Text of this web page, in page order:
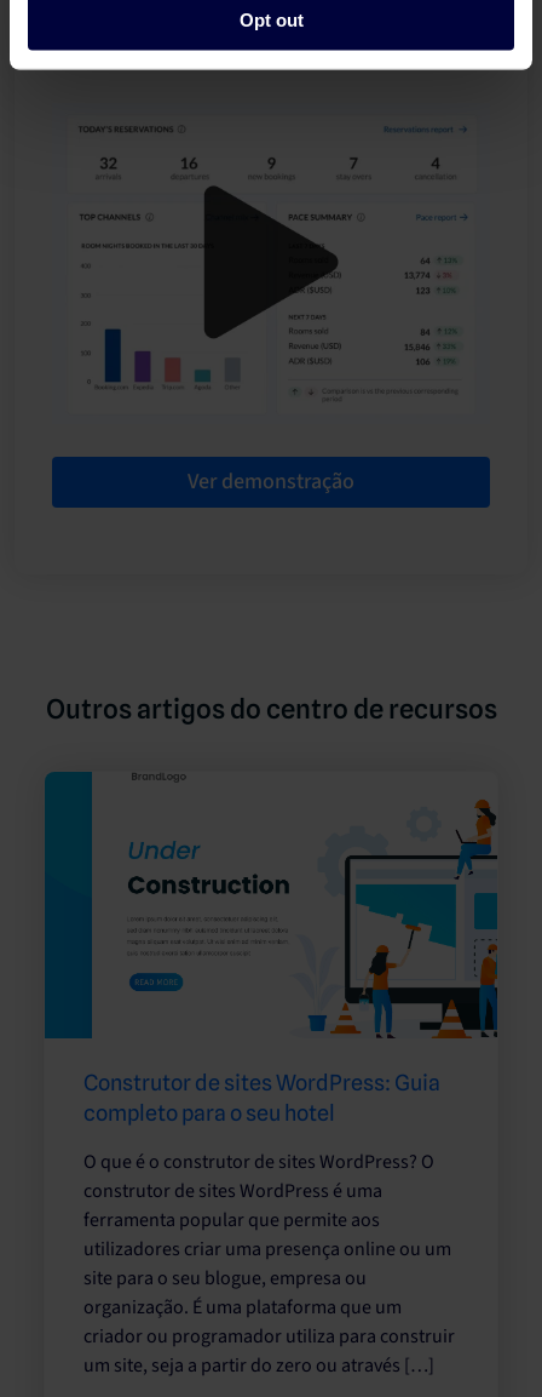
Opt out
Veja como a SiteMinder proporciona aos hotéis
resultados de receitas
Ver demonstração
Outros artigos do centro de recursos
Construtor de sites WordPress: Guia
completo para o seu hotel
O que é o construtor de sites WordPress? O
construtor de sites WordPress é uma
ferramenta popular que permite aos
utilizadores criar uma presença online ou um
site para o seu blogue, empresa ou
organização. É uma plataforma que um
criador ou programador utiliza para construir
um site, seja a partir do zero ou através […]